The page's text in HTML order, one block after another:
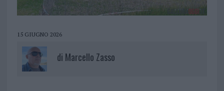
15 GIUGNO 2026
di Marcello Zasso